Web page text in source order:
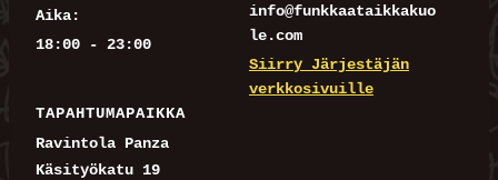
Aika:
18:00 - 23:00
TAPAHTUMAPAIKKA
Ravintola Panza
Käsityökatu 19
info@funkkaataikkakuo
le.com
Siirry Järjestäjän
verkkosivuille